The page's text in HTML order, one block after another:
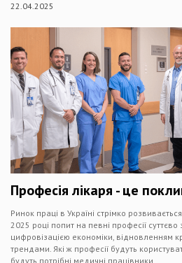
22.04.2025
Професія лікаря - це
Ринок праці в Україні стрімко
2025 році попит на певні професії суттєво
цифровізацією економіки, відновленням
трендами. Які ж професії будуть
будуть потрібні медичні працівники.